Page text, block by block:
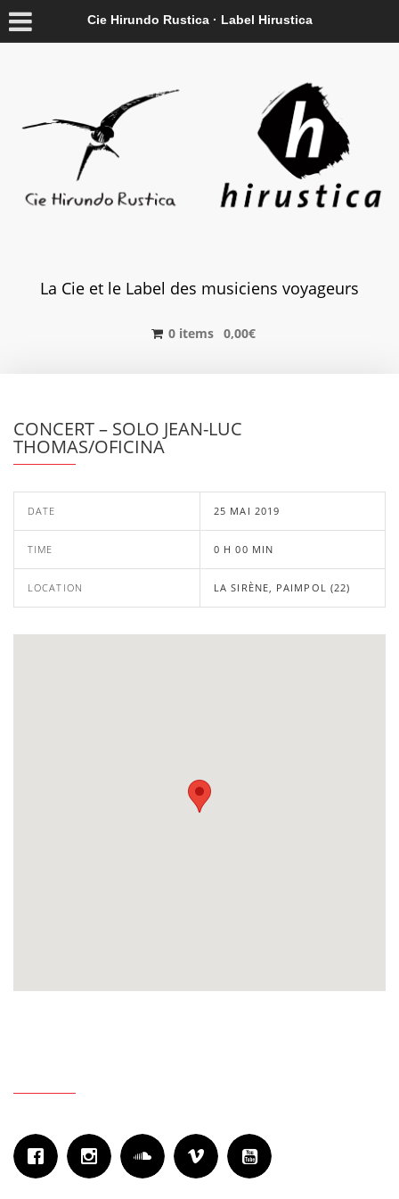
Cie Hirundo Rustica · Label Hirustica
La Cie et le Label des musiciens voyageurs
0 items 0,00€
CONCERT – SOLO JEAN-LUC
THOMAS/OFICINA
DATE 25 MAI 2019
TIME 0 H 00 MIN
LOCATION LA SIRÈNE, PAIMPOL (22)